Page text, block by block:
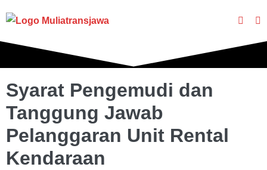
Syarat Pengemudi dan
Tanggung Jawab
Pelanggaran Unit Rental
Kendaraan